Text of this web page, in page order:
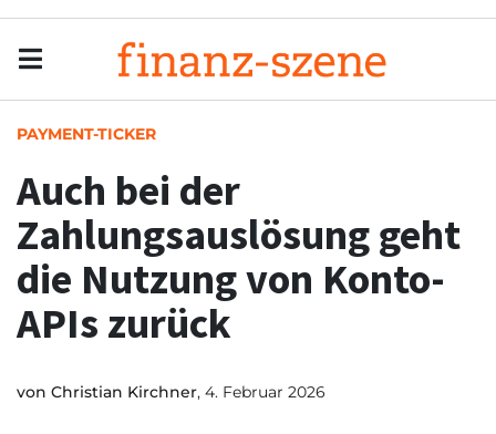
PAYMENT-TICKER
Auch bei der
Zahlungsauslösung geht
die Nutzung von Konto-
APIs zurück
von Christian Kirchner, 4. Februar 2026